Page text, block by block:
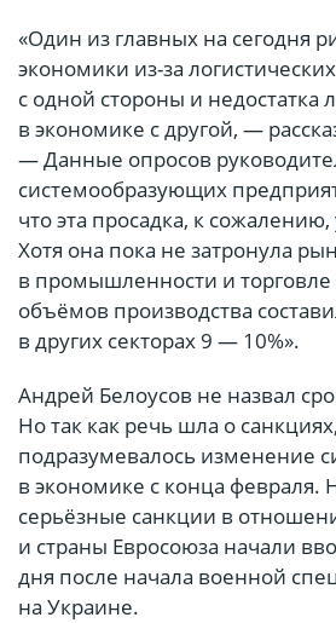
«Один из главных на сегодня
экономики из-за
с одной стороны и недостатка
в экономике с другой, —
— Данные опросов
системообразующих
что эта просадка, к
Хотя она пока не затронула
в промышленности и
объёмов производства
в других секторах 9 — 10%».
Андрей Белоусов не назвал
Но так как речь шла о
подразумевалось изменение
в экономике с конца
серьёзные санкции в
и страны Евросоюза начали
дня после начала военной
на Украине.